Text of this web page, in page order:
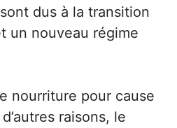
dus à la transition
un nouveau régime
nourriture pour cause
raisons, le